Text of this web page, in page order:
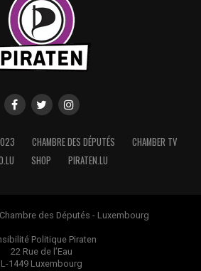
CHAMBRE DES DÉPUTÉS
CHAMBER TV
SHOP PIRATEN.LU
des Députés - Luxembourg
Politique Piraten
22 Rue de l’Eau
L-1449 Luxembourg